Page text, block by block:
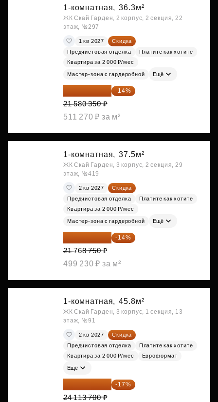
1-комнатная, 36.3м²
ЖК Скай Гарден, 2 корпус, 2 секция, 22
этаж, №297
1 кв 2027
Скидка
Предчистовая отделка
Платите как хотите
Квартира за 2 000 ₽/мес
Мастер-зона с гардеробной Ещё
18 559 101 ₽ -14%
21 580 350 ₽
511 270 ₽ за м²
1-комнатная, 37.5м²
ЖК Скай Гарден, 3 корпус, 2 секция, 29
этаж, №419
2 кв 2027
Скидка
Предчистовая отделка
Платите как хотите
Квартира за 2 000 ₽/мес
Мастер-зона с гардеробной Ещё
18 721 125 ₽ -14%
21 768 750 ₽
499 230 ₽ за м²
1-комнатная, 45.8м²
ЖК Скай Гарден, 3 корпус, 1 секция, 13
этаж, №91
2 кв 2027
Скидка
Предчистовая отделка
Платите как хотите
Квартира за 2 000 ₽/мес
Евроформат
Ещё
20 014 371 ₽ -17%
24 113 700 ₽